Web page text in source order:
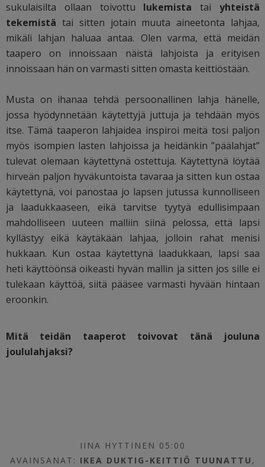
sukulaisilta ollaan toivottu lukemista taiyhteistä
tekemistä tai sitten jotain muuta aineetonta lahjaa,
mikäli lahjan haluaa antaa. Olen varma, että meidän
taapero on innoissaan näistä lahjoista ja erityisen
innoissaan hän on varmasti sitten omasta keittiöstään.
Musta on ihanaa tehdä persoonallinen lahja hänelle,
jossa hyödynnetään käytettyjä juttuja ja tehdään myös
itse. Tämä taaperon lahjaidea inspiroi meitä tosi paljon
myös isompien lasten lahjoissa ja heidänkin ”päälahjat”
tulevat olemaan käytettynä ostettuja. Käytettynä löytää
hirveän paljon hyväkuntoista tavaraa ja sitten kun ostaa
käytettynä, voi panostaa jo lapsen jutussa kunnolliseen
ja laadukkaaseen, eikä tarvitse tyytyä edullisimpaan
mahdolliseen uuteen malliin siinä pelossa, että lapsi
kyllästyy eikä käytäkään lahjaa, jolloin rahat menisi
hukkaan. Kun ostaa käytettynä laadukkaan, lapsi saa
heti käyttöönsä oikeasti hyvän mallin ja sitten jos sille ei
tulekaan käyttöä, siitä pääsee varmasti hyvään hintaan
eroonkin.
Mitä teidän taaperot toivovat tänä jouluna
joululahjaksi?
IINA HYTTINEN 05:00
AVAINSANAT: IKEA DUKTIG-KEITTIÖ TUUNATTU ,